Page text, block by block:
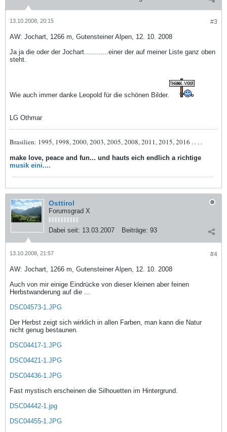
#3
13.10.2008, 20:15
AW: Jochart, 1266 m, Gutensteiner Alpen, 12. 10. 2008
Ja ja die oder der Jochart............einer der auf meiner Liste ganz oben
steht.
Wie auch immer danke Leopold für die schönen Bilder.
LG Othmar
Brasilien: 1995, 1998, 2000, 2003, 2005, 2008, 2011, 2015, 2016 . . . .
make love, peace and fun... und hauts eich endlich a richtige
musik eini....
Osttirol
Forumsgrad X
Dabei seit: 13.03.2007 Beiträge: 93
#4
13.10.2008, 21:57
AW: Jochart, 1266 m, Gutensteiner Alpen, 12. 10. 2008
Auch von mir einige Eindrücke von dieser kleinen aber feinen
Herbstwanderung auf die ...
DSC04573-1.JPG
Der Herbst zeigt sich wirklich in allen Farben, man kann die Natur
nicht genug bestaunen.
DSC04417-1.JPG
DSC04421-1.JPG
DSC04436-1.JPG
Fast mystisch erscheinen die Silhouetten im Hintergrund.
DSC04442-1.jpg
DSC04455-1.JPG